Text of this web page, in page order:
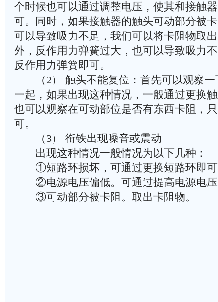
个时候也可以通过调整电压，使其和接触
可。同时，如果接触器的触头可动部分被
可以导致吸力不足，我们可以将卡阻物取
外，反作用力弹簧过大，也可以导致吸力
反作用力弹簧即可。
（2） 触头不能复位：首先可以观察一
一起，如果出现这种情况，一般通过更换
也可以观察在可动部位是否有东西卡阻，
可。
（3） 衔铁出现噪音或震动
出现这种情况一般情况为以下几种：
①短路环损坏，可通过更换短路环即可
②电源电压偏低。可通过提高电源电压
③可动部分被卡阻。取出卡阻物。